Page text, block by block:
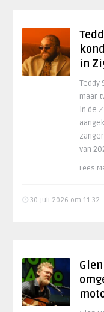
in
Teddy
maar
in de
van
Lees
30 juli 2026 om 11:32